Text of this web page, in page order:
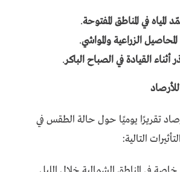
في المناطق المفتوحة.
الزراعية والمواشي.
القيادة في الصباح الباكر.
تقريرًا يوميًا حول حالة الطقس في
التالية: